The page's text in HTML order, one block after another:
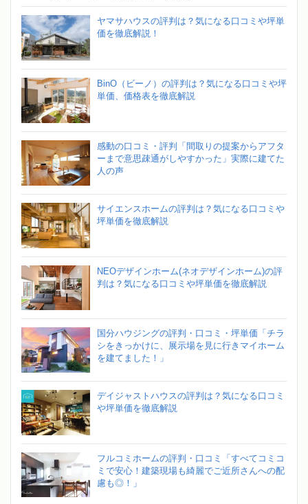
ヤマサハウスの評判は？気になる口コミや坪単
価を徹底解説！
BinO（ビーノ）の評判は？気になる口コミや坪
単価、価格表を徹底解説
感動の口コミ・評判「間取りの提案からアフタ
ーまで意思疎通がしやすかった」実際に建てた
人の声
サイエンスホームの評判は？気になる口コミや
坪単価を徹底解説
NEOデザインホーム(ネオデザインホーム)の評
判は？気になる口コミや坪単価を徹底解説
国分ハウジングの評判・口コミ・坪単価「チラ
シをきっかけに、展示場を見に行きマイホーム
を建てました！」
デイジャストハウスの評判は？気になる口コミ
や坪単価を徹底解説
フルコミホームの評判・口コミ「すべてコミコ
ミで安心！建築現場も綺麗でご近所さんへの配
慮も◎！」